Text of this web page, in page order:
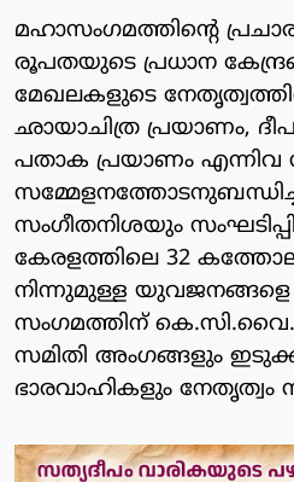
മഹാസംഗമത്തിന്റെ
രൂപതയുടെ പ്രധാന
മേഖലകളുടെ
ഛായാചിത്ര പ്രയാണം,
പതാക പ്രയാണം എന്നിവ
സംഗീതനിശയും
കേരളത്തിലെ 32
നിന്നുമുള്ള യുവജനങ്ങളെ
സംഗമത്തിന്
സമിതി അംഗങ്ങളും
ഭാരവാഹികളും